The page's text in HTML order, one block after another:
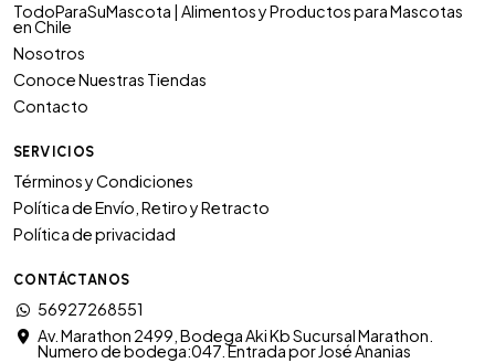
TodoParaSuMascota | Alimentos y Productos para Mascotas
en Chile
Nosotros
Conoce Nuestras Tiendas
Contacto
SERVICIOS
Términos y Condiciones
Política de Envío, Retiro y Retracto
Política de privacidad
CONTÁCTANOS
56927268551
Av. Marathon 2499, Bodega Aki Kb Sucursal Marathon.
Numero de bodega:047. Entrada por José Ananias